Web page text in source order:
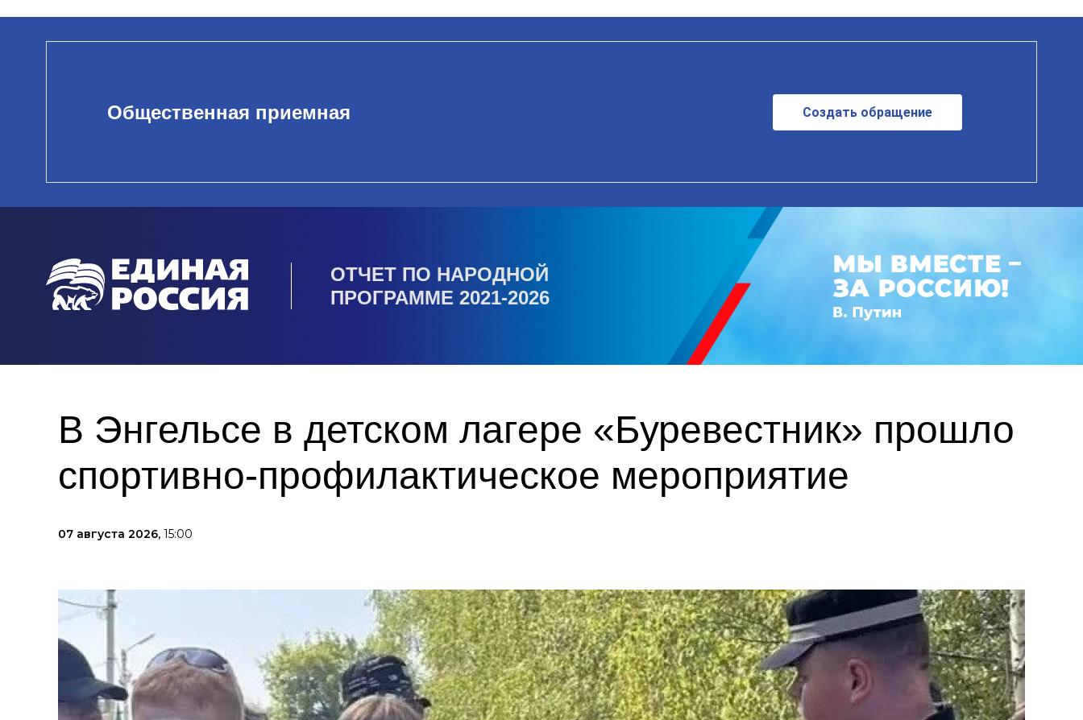
Общественная приемная Создать обращение
ОТЧЕТ ПО НАРОДНОЙ
ПРОГРАММЕ 2021-2026
В Энгельсе в детском лагере «Буревестник» прошло
спортивно-профилактическое мероприятие
07 августа 2026, 15:00